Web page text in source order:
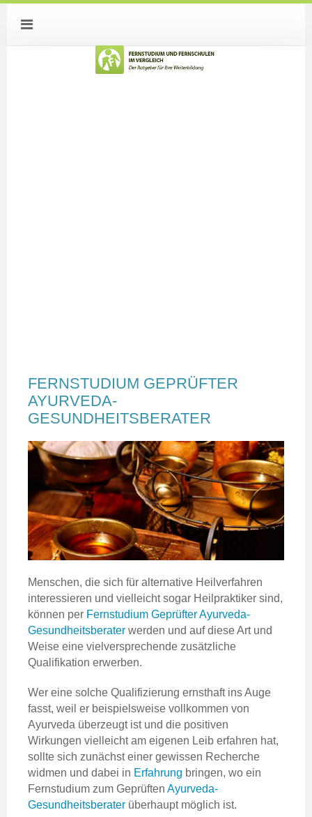
FERNSTUDIUM GEPRÜFTER
AYURVEDA-
GESUNDHEITSBERATER
Menschen, die sich für alternative Heilverfahren
interessieren und vielleicht sogar Heilpraktiker sind,
können per Fernstudium Geprüfter Ayurveda-
Gesundheitsberater werden und auf diese Art und
Weise eine vielversprechende zusätzliche
Qualifikation erwerben.
Wer eine solche Qualifizierung ernsthaft ins Auge
fasst, weil er beispielsweise vollkommen von
Ayurveda überzeugt ist und die positiven
Wirkungen vielleicht am eigenen Leib erfahren hat,
sollte sich zunächst einer gewissen Recherche
widmen und dabei in Erfahrung bringen, wo ein
Fernstudium zum Geprüften Ayurveda-
Gesundheitsberater überhaupt möglich ist.